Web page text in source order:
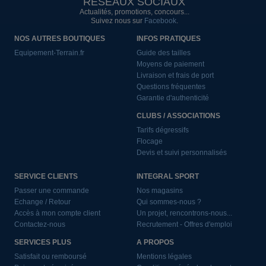
Actualités, promotions, concours...
Suivez nous sur Facebook.
NOS AUTRES BOUTIQUES
Equipement-Terrain.fr
INFOS PRATIQUES
Guide des tailles
Moyens de paiement
Livraison et frais de port
Questions fréquentes
Garantie d'authenticité
CLUBS / ASSOCIATIONS
Tarifs dégressifs
Flocage
Devis et suivi personnalisés
SERVICE CLIENTS
Passer une commande
Echange / Retour
Accès à mon compte client
Contactez-nous
SERVICES PLUS
Satisfait ou remboursé
INTEGRAL SPORT
Nos magasins
Qui sommes-nous ?
Un projet, rencontrons-nous...
Recrutement - Offres d'emploi
A PROPOS
Mentions légales